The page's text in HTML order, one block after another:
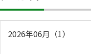
2026年06月（1）